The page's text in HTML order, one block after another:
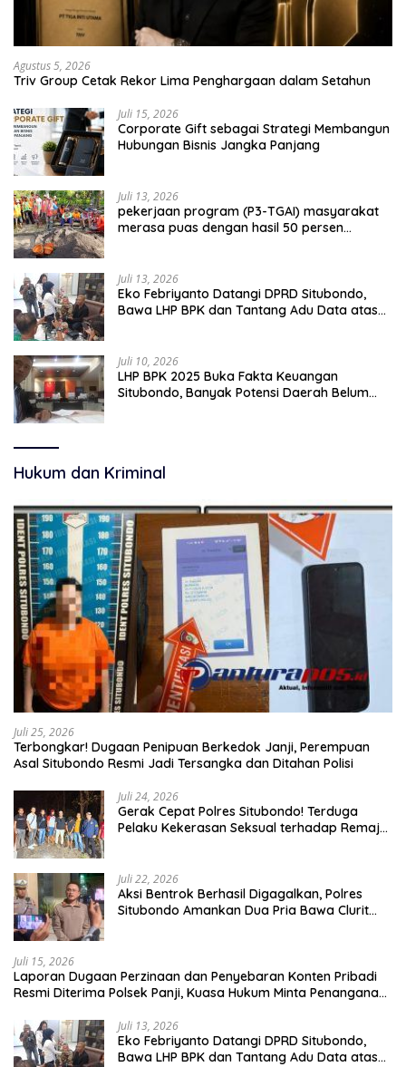
Agustus 5, 2026
Triv Group Cetak Rekor Lima Penghargaan dalam Setahun
Juli 15, 2026
Corporate Gift sebagai Strategi Membangun
Hubungan Bisnis Jangka Panjang
Juli 13, 2026
pekerjaan program (P3-TGAI) masyarakat
merasa puas dengan hasil 50 persen
Juli 13, 2026
Eko Febriyanto Datangi DPRD Situbondo,
Bawa LHP BPK dan Tantang Adu Data atas
Juli 10, 2026
LHP BPK 2025 Buka Fakta Keuangan
Situbondo, Banyak Potensi Daerah Belum
Hukum dan Kriminal
Juli 25, 2026
Terbongkar! Dugaan Penipuan Berkedok Janji, Perempuan
Asal Situbondo Resmi Jadi Tersangka dan Ditahan Polisi
Juli 24, 2026
Gerak Cepat Polres Situbondo! Terduga
Pelaku Kekerasan Seksual terhadap Remaja
Juli 22, 2026
Aksi Bentrok Berhasil Digagalkan, Polres
Situbondo Amankan Dua Pria Bawa Clurit
Juli 15, 2026
Laporan Dugaan Perzinaan dan Penyebaran Konten Pribadi
Resmi Diterima Polsek Panji, Kuasa Hukum Minta Penanganan
Juli 13, 2026
Eko Febriyanto Datangi DPRD Situbondo,
Bawa LHP BPK dan Tantang Adu Data atas